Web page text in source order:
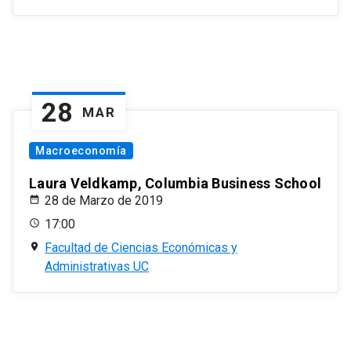
28 MAR
Macroeconomía
Laura Veldkamp, Columbia Business School
28 de Marzo de 2019
17:00
Facultad de Ciencias Económicas y
Administrativas UC